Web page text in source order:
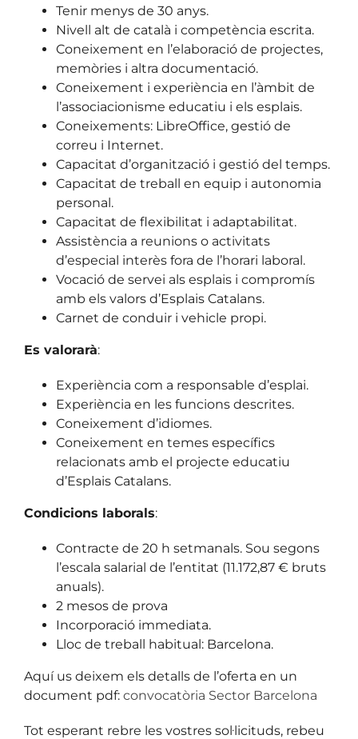
Tenir menys de 30 anys.
Nivell alt de català i competència escrita.
Coneixement en l’elaboració de projectes,
memòries i altra documentació.
Coneixement i experiència en l’àmbit de
l’associacionisme educatiu i els esplais.
Coneixements: LibreOffice, gestió de
correu i Internet.
Capacitat d’organització i gestió del temps.
Capacitat de treball en equip i autonomia
personal.
Capacitat de flexibilitat i adaptabilitat.
Assistència a reunions o activitats
d’especial interès fora de l’horari laboral.
Vocació de servei als esplais i compromís
amb els valors d’Esplais Catalans.
Carnet de conduir i vehicle propi.
Es valorarà:
Experiència com a responsable d’esplai.
Experiència en les funcions descrites.
Coneixement d’idiomes.
Coneixement en temes específics
relacionats amb el projecte educatiu
d’Esplais Catalans.
Condicions laborals:
Contracte de 20 h setmanals. Sou segons
l’escala salarial de l’entitat (11.172,87 € bruts
anuals).
2 mesos de prova
Incorporació immediata.
Lloc de treball habitual: Barcelona.
Aquí us deixem els detalls de l’oferta en un
document pdf: convocatòria Sector Barcelona
Tot esperant rebre les vostres sol·licituds, rebeu